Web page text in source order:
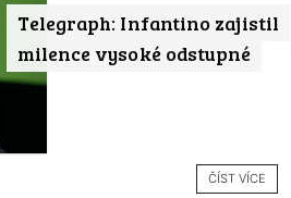
Telegraph: Infantino zajistil
milence vysoké odstupné
ČÍST VÍCE